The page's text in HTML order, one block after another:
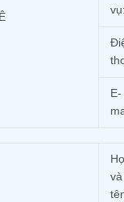
E-
Họ
và